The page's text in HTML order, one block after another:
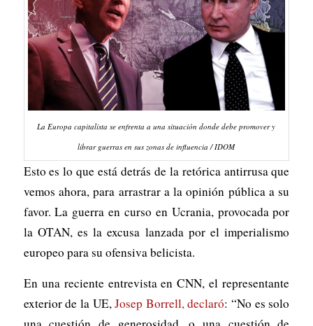
La Europa capitalista se enfrenta a una situación donde debe promover y
librar guerras en sus zonas de influencia / IDOM
Esto es lo que está detrás de la retórica antirrusa que
vemos ahora, para arrastrar a la opinión pública a su
favor. La guerra en curso en Ucrania, provocada por
la OTAN, es la excusa lanzada por el imperialismo
europeo para su ofensiva belicista.
En una reciente entrevista en CNN, el representante
exterior de la UE,Josep Borrell, declaró: “No es solo